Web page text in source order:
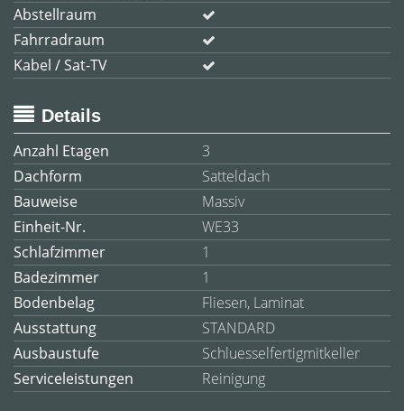
Abstellraum
Fahrradraum
Kabel / Sat-TV
Details
Anzahl Etagen
3
Dachform
Satteldach
Bauweise
Massiv
Einheit-Nr.
WE33
Schlafzimmer
1
Badezimmer
1
Bodenbelag
Fliesen, Laminat
Ausstattung
STANDARD
Ausbaustufe
Schluesselfertigmitkeller
Serviceleistungen
Reinigung